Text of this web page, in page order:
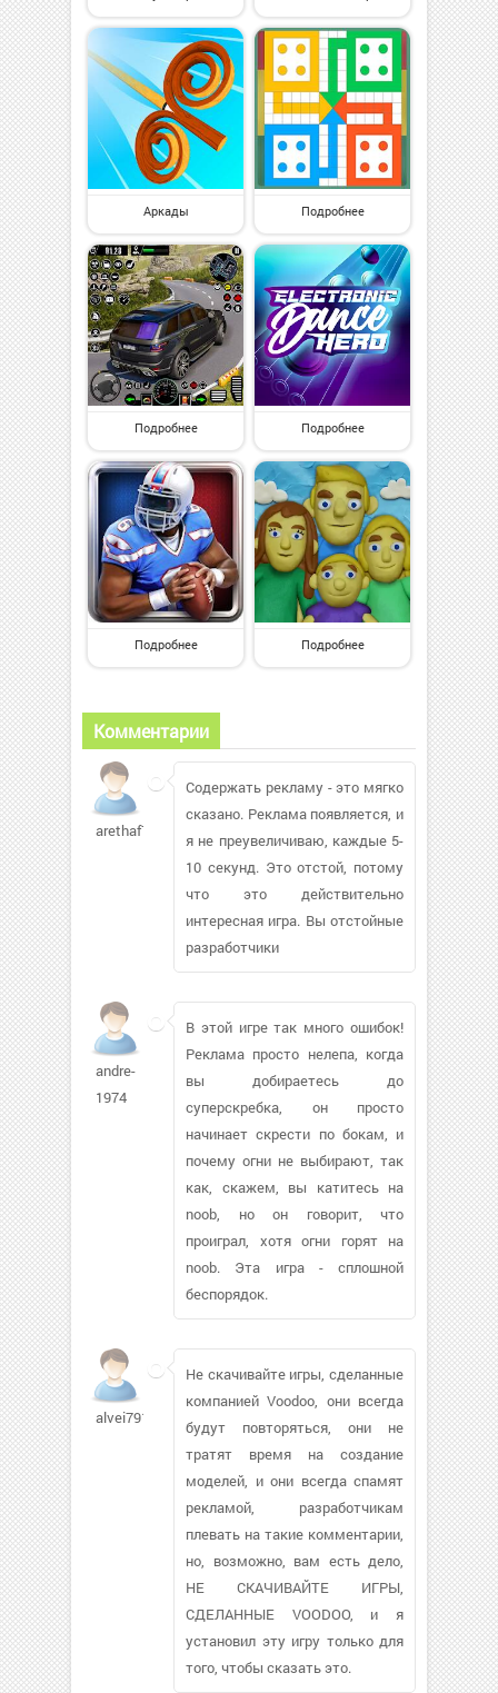
Аркады Подробнее
Подробнее Подробнее
Подробнее Подробнее
Комментарии
arethaf725
Содержать рекламу - это мягко
сказано. Реклама появляется, и
я не преувеличиваю, каждые 5-
10 секунд. Это отстой, потому
что это действительно
интересная игра. Вы отстойные
разработчики
andre-
1974
В этой игре так много ошибок!
Реклама просто нелепа, когда
вы добираетесь до
суперскребка, он просто
начинает скрести по бокам, и
почему огни не выбирают, так
как, скажем, вы катитесь на
noob, но он говорит, что
проиграл, хотя огни горят на
noob. Эта игра - сплошной
беспорядок.
alvei7910
Не скачивайте игры, сделанные
компанией Voodoo, они всегда
будут повторяться, они не
тратят время на создание
моделей, и они всегда спамят
рекламой, разработчикам
плевать на такие комментарии,
но, возможно, вам есть дело,
НЕ СКАЧИВАЙТЕ ИГРЫ,
СДЕЛАННЫЕ VOODOO, и я
установил эту игру только для
того, чтобы сказать это.